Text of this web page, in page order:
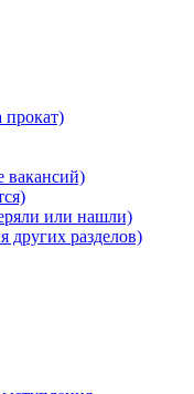
прокат)
вакансий)
или нашли)
других разделов)